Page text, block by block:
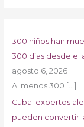
300 niños han
300 días desde el
agosto 6, 2026
Al menos 300 […]
Cuba: expertos
pueden convertir